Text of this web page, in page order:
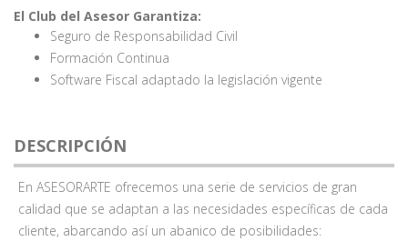
El Club del Asesor Garantiza:
Seguro de Responsabilidad Civil
Formación Continua
Software Fiscal adaptado la legislación vigente
DESCRIPCIÓN
En ASESORARTE ofrecemos una serie de servicios de gran
calidad que se adaptan a las necesidades específicas de cada
cliente, abarcando así un abanico de posibilidades: